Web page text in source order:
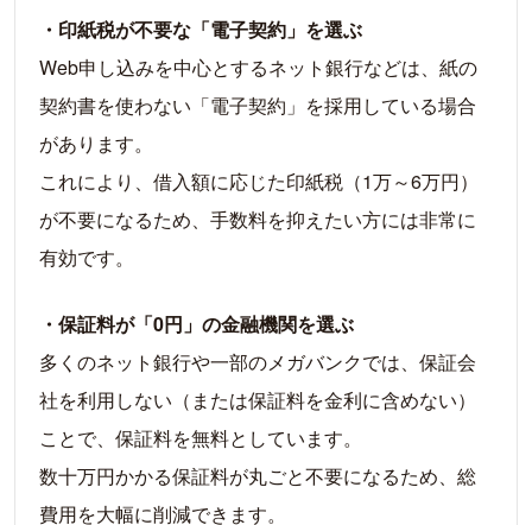
・印紙税が不要な「電子契約」を選ぶ
Web申し込みを中心とするネット銀行などは、紙の
契約書を使わない「電子契約」を採用している場合
があります。
これにより、借入額に応じた印紙税（1万～6万円）
が不要になるため、手数料を抑えたい方には非常に
有効です。
・保証料が「0円」の金融機関を選ぶ
多くのネット銀行や一部のメガバンクでは、保証会
社を利用しない（または保証料を金利に含めない）
ことで、保証料を無料としています。
数十万円かかる保証料が丸ごと不要になるため、総
費用を大幅に削減できます。